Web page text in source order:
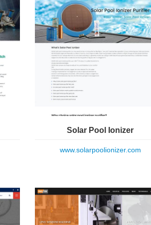
Solar Pool Ionizer
www.solarpoolionizer.com